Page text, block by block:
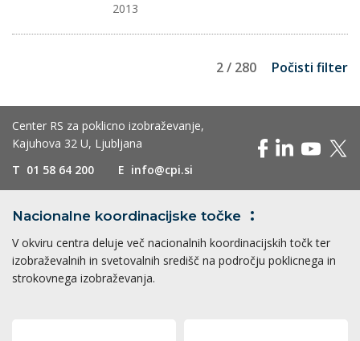
2013
2 / 280 Počisti filter
Center RS za poklicno izobraževanje,
Kajuhova 32 U, Ljubljana
T 01 58 64 200 E info@cpi.si
Nacionalne koordinacijske točke
V okviru centra deluje več nacionalnih koordinacijskih točk ter
izobraževalnih in svetovalnih središč na področju poklicnega in
strokovnega izobraževanja.